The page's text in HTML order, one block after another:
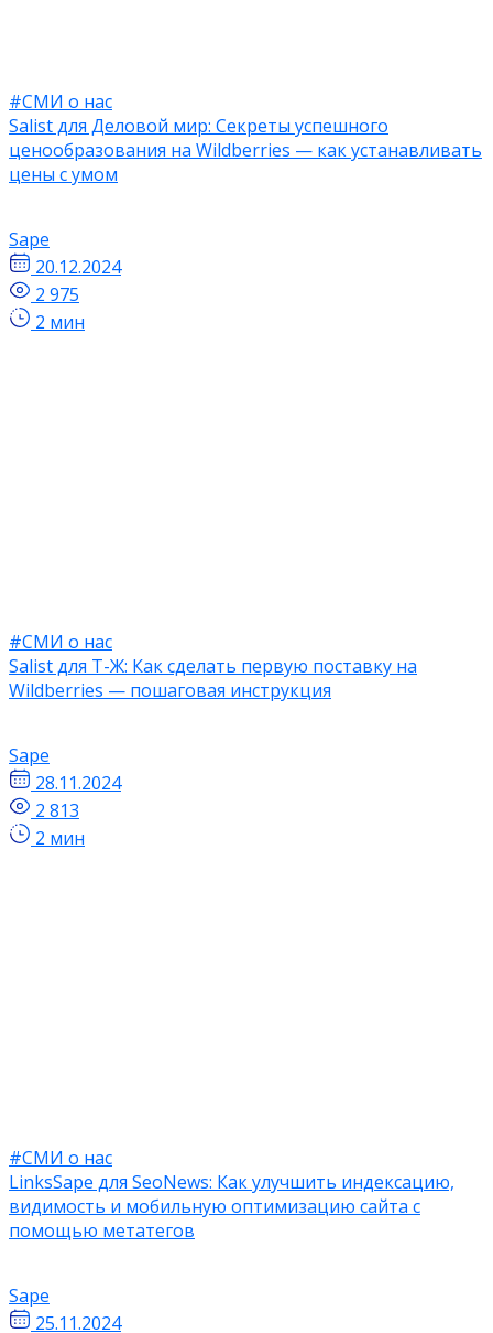
#СМИ о нас
Salist для Деловой мир: Секреты успешного
ценообразования на Wildberries — как устанавливать
цены с умом
Sape
20.12.2024
2 975
2 мин
#СМИ о нас
Salist для Т-Ж: Как сделать первую поставку на
Wildberries — пошаговая инструкция
Sape
28.11.2024
2 813
2 мин
#СМИ о нас
LinksSape для SeoNews: Как улучшить индексацию,
видимость и мобильную оптимизацию сайта с
помощью метатегов
Sape
25.11.2024